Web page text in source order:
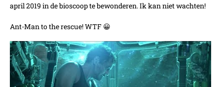
april 2019 in de bioscoop te bewonderen. Ik kan niet wachten!
Ant-Man to the rescue! WTF 😀